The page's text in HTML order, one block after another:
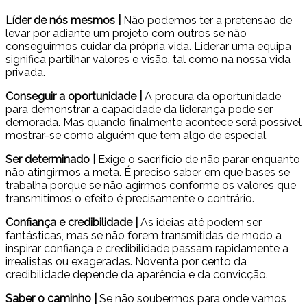
Líder de nós mesmos |
Não podemos ter a pretensão de
levar por adiante um projeto com outros se não
conseguirmos cuidar da própria vida. Liderar uma equipa
significa partilhar valores e visão, tal como na nossa vida
privada.
Conseguir a oportunidade | A procura da oportunidade
para demonstrar a capacidade da liderança pode ser
demorada. Mas quando finalmente acontece será possível
mostrar-se como alguém que tem algo de especial.
Ser determinado |
Exige o sacrifício de não parar enquanto
não atingirmos a meta. É preciso saber em que bases se
trabalha porque se não agirmos conforme os valores que
transmitimos o efeito é precisamente o contrário.
Confiança e credibilidade | As ideias até podem ser
fantásticas, mas se não forem transmitidas de modo a
inspirar confiança e credibilidade passam rapidamente a
irrealistas ou exageradas. Noventa por cento da
credibilidade depende da aparência e da convicção.
Saber o caminho |
Se não soubermos para onde vamos